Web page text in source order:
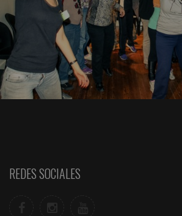
REDES SOCIALES